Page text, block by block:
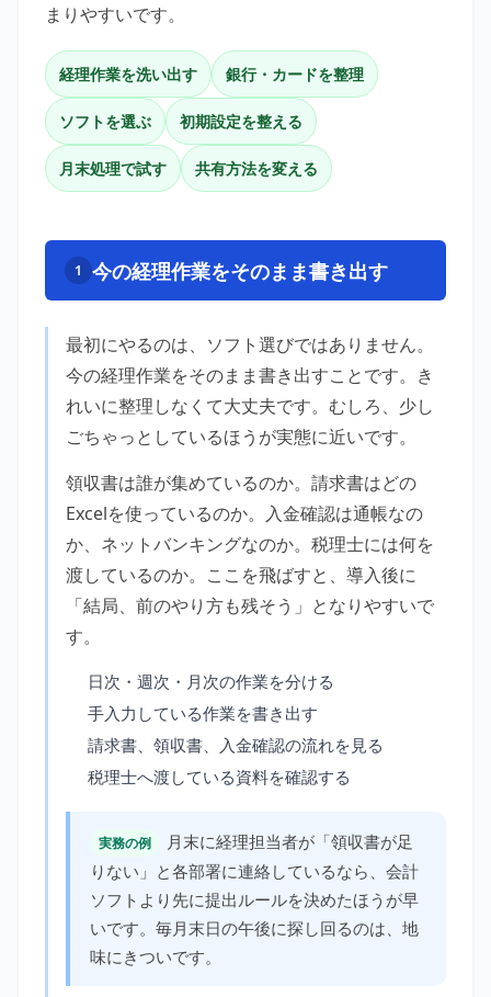
まりやすいです。
経理作業を洗い出す 銀行・カードを整理
ソフトを選ぶ 初期設定を整える
月末処理で試す 共有方法を変える
1 今の経理作業をそのまま書き出す
最初にやるのは、ソフト選びではありません。
今の経理作業をそのまま書き出すことです。き
れいに整理しなくて大丈夫です。むしろ、少し
ごちゃっとしているほうが実態に近いです。
領収書は誰が集めているのか。請求書はどの
Excelを使っているのか。入金確認は通帳なの
か、ネットバンキングなのか。税理士には何を
渡しているのか。ここを飛ばすと、導入後に
「結局、前のやり方も残そう」となりやすいで
す。
日次・週次・月次の作業を分ける
手入力している作業を書き出す
請求書、領収書、入金確認の流れを見る
税理士へ渡している資料を確認する
実務の例
月末に経理担当者が「領収書が足
りない」と各部署に連絡しているなら、会計
ソフトより先に提出ルールを決めたほうが早
いです。毎月末日の午後に探し回るのは、地
味にきついです。